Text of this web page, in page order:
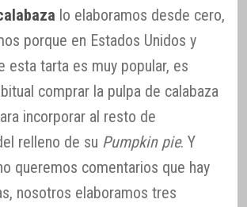
lo elaboramos desde cero,
porque en Estados Unidos y
esta tarta es muy popular, es
comprar la pulpa de calabaza
incorporar al resto de
relleno de su Pumpkin pie. Y
queremos comentarios que hay
nosotros elaboramos tres